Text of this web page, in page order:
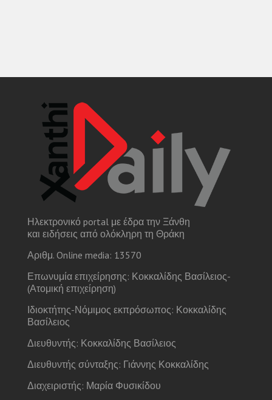
Ηλεκτρονικό portal με έδρα την Ξάνθη
και ειδήσεις από ολόκληρη τη Θράκη
Αριθμ. Online media: 13570
Επωνυμία επιχείρησης: Κοκκαλίδης Βασίλειος-
(Ατομική επιχείρηση)
Ιδιοκτήτης-Νόμιμος εκπρόσωπος: Κοκκαλίδης
Βασίλειος
Διευθυντής: Κοκκαλίδης Βασίλειος
Διευθυντής σύνταξης: Γιάννης Κοκκαλίδης
Διαχειριστής: Μαρία Φυσικίδου